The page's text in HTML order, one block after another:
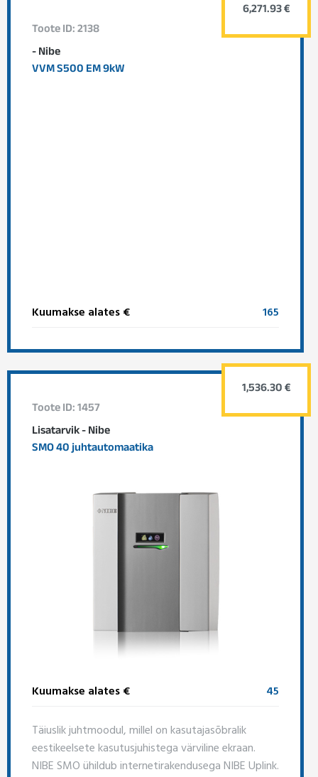
Toote ID: 2138
- Nibe
VVM S500 EM 9kW
Kuumakse alates € 165
6,271.93 €
Toote ID: 1457
Lisatarvik - Nibe
SMO 40 juhtautomaatika
Kuumakse alates € 45
Täiuslik juhtmoodul, millel on kasutajasõbralik
eestikeelsete kasutusjuhistega värviline ekraan.
NIBE SMO ühildub internetirakendusega NIBE Uplink.
1,536.30 €